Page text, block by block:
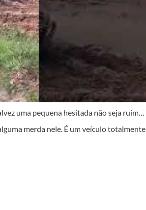
uma pequena hesitada não seja ruim…
merda nele. É um veículo totalmente